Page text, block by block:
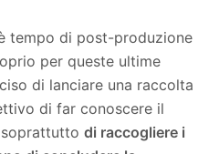
tempo di post-produzione
per queste ultime
di lanciare una raccolta
di far conoscere il
di raccogliere i